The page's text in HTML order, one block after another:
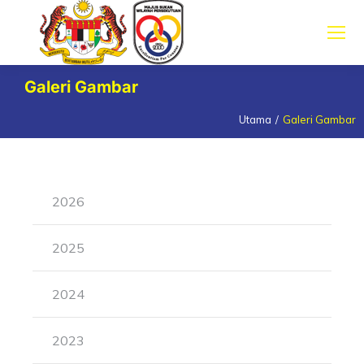
Galeri Gambar
Utama Galeri Gambar
2026
2025
2024
2023